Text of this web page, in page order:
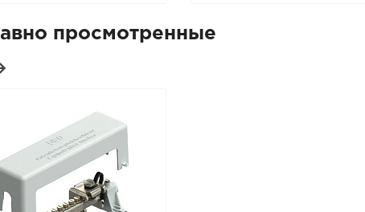
просмотренные